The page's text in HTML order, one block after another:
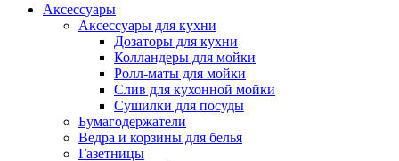
Аксессуары
Аксессуары для кухни
Дозаторы для кухни
Колландеры для мойки
Ролл-маты для мойки
Слив для кухонной мойки
Сушилки для посуды
Бумагодержатели
Ведра и корзины для белья
Газетницы